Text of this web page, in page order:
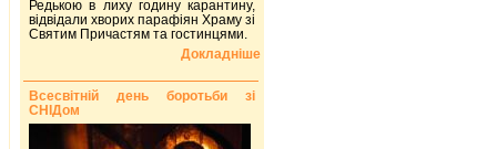
Редькою в лиху годину карантину,
відвідали хворих парафіян Храму зі
Святим Причастям та гостинцями.
Докладніше
Всесвітній день боротьби зі
СНІДом